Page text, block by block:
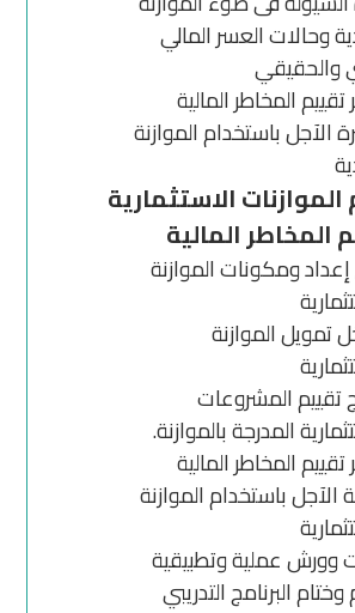
وحالات العسر المالي
والحقيقي
تقييم المخاطر المالية
الآجل باستخدام الموازنة
الاستثمارية
المخاطر المالية
ومكونات الموازنة
تمويل الموازنة
تقييم المشروعات
المدرجة بالموازنة.
تقييم المخاطر المالية
الآجل باستخدام الموازنة
وورش عملية وتطبيقية
وختام البرنامج التدريبي